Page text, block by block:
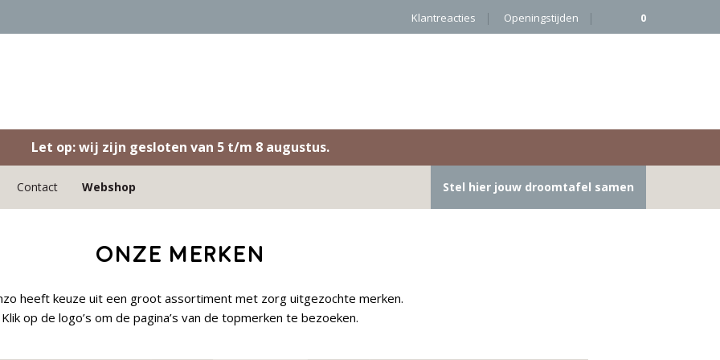
Klantreacties Openingstijden 0
Let op: wij zijn gesloten van 5 t/m 8 augustus.
Contact Webshop Stel hier jouw droomtafel samen
Onze merken
heeft keuze uit een groot assortiment met zorg uitgezochte merken.
Klik op de logo’s om de pagina’s van de topmerken te bezoeken.